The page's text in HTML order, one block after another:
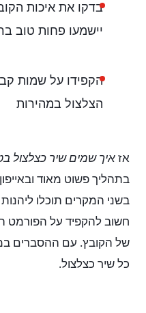
בדקו את איכות
יישמעו פחות טוב
הקפידו על שמות
הצלצול במהירות
אזאיך שמים שיר כצלצול
בשני המקרים תוכלו
חשוב להקפיד על הפורמט
של הקובץ. עם ההסברים
כל שיר כצלצול.